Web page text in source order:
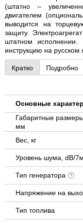
(штатно –
двигателем
выводится на
защиту.
штатном исполнении.
инструкцию на русском
Кратко Подробно
Основные
Габаритные
мм
Вес, кг
Уровень шума, dB/7м
Тип генератора
Напряжение на
Тип топлива